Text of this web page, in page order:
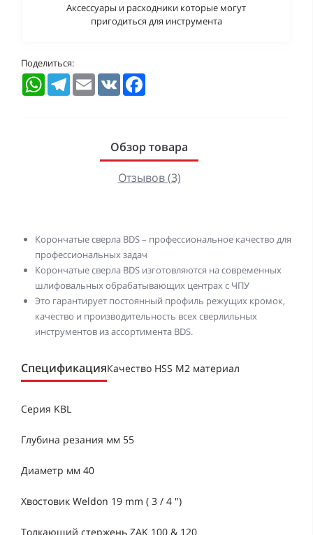
Аксессуары и расходники которые могут
пригодиться для инструмента
Поделиться:
WhatsAppTelegramEmail VK
Обзор товара
Отзывов (3)
Корончатые сверла BDS – профессиональное качество для
профессиональных задач
Корончатые сверла BDS изготовляются на современных
шлифовальных обрабатывающих центрах с ЧПУ
Это гарантирует постоянный профиль режущих кромок,
качество и производительность всех сверлильных
инструментов из ассортимента BDS.
СпецификацияКачество HSS M2 материал
Серия KBL
Глубина резания мм 55
Диаметр мм 40
Хвостовик Weldon 19 mm ( 3 / 4 ")
Толкающий стержень ZAK 100 & 120